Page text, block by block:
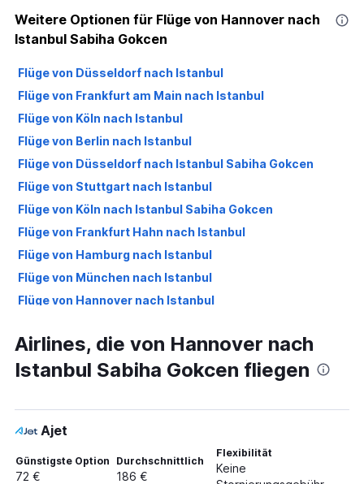
Weitere Optionen für Flüge von Hannover nach
Istanbul Sabiha Gokcen
Flüge von Düsseldorf nach Istanbul
Flüge von Frankfurt am Main nach Istanbul
Flüge von Köln nach Istanbul
Flüge von Berlin nach Istanbul
Flüge von Düsseldorf nach Istanbul Sabiha Gokcen
Flüge von Stuttgart nach Istanbul
Flüge von Köln nach Istanbul Sabiha Gokcen
Flüge von Frankfurt Hahn nach Istanbul
Flüge von Hamburg nach Istanbul
Flüge von München nach Istanbul
Flüge von Hannover nach Istanbul
Flüge von Stuttgart nach Istanbul Sabiha Gokcen
Flüge von Frankfurt am Main nach Istanbul Sabiha
Flüge von Frankfurt Hahn nach Istanbul Sabiha Gokcen
Flüge von Bremen nach Istanbul
Flüge von Hamburg nach Istanbul Sabiha Gokcen
Flüge von München nach Istanbul Sabiha Gokcen
Airlines, die von Hannover nach
Istanbul Sabiha Gokcen fliegen
Ajet
Günstigste Option
72 €
Durchschnittlich
186 €
Flexibilität
Keine